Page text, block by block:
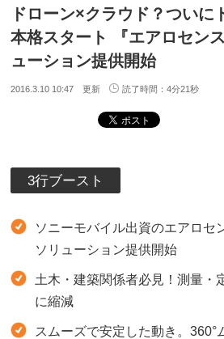
ドローン×クラウド？ついに
本格スタート 『エアロセン
ューション提供開始
2016.3.10 10:47 更新 読了時間：4分21秒
3行ブースト
ソニーモバイル出資のエアロセ
ソリューション提供開始
土木・建築関係者必見！測量・
に縮減
スムーズで安定した動き。360°